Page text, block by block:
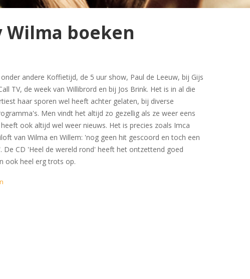
Wilma boeken
andere Koffietijd, de 5 uur show, Paul de Leeuw, bij Gijs
TV, de week van Willibrord en bij Jos Brink. Het is in al die
haar sporen wel heeft achter gelaten, bij diverse
Men vindt het altijd zo gezellig als ze weer eens
ook altijd wel weer nieuws. Het is precies zoals Imca
van Wilma en Willem: 'nog geen hit gescoord en toch een
De CD 'Heel de wereld rond' heeft het ontzettend goed
ook heel erg trots op.